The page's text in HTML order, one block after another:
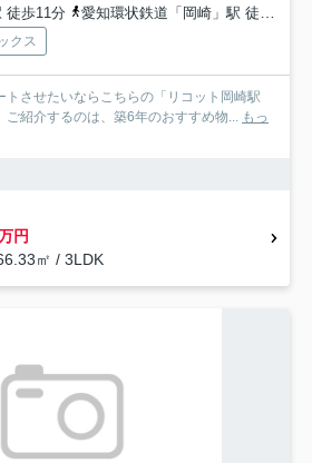
徒歩11分
愛知環状鉄道「岡崎」駅 徒歩11分
クス
トさせたいならこちらの「リコット岡崎駅
紹介するのは、築6年のおすすめ物...
もっ
円
㎡ / 3LDK